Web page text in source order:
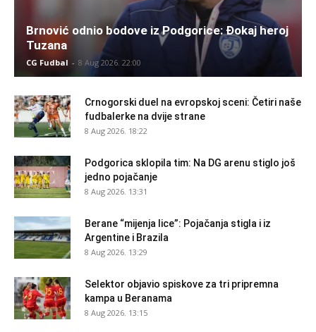
Brnović odnio bodove iz Podgorice: Đokaj heroj
Tuzana
CG Fudbal - 8 Aug 2026. 22:00
Crnogorski duel na evropskoj sceni: Četiri naše
fudbalerke na dvije strane
8 Aug 2026. 18:22
Podgorica sklopila tim: Na DG arenu stiglo još
jedno pojačanje
8 Aug 2026. 13:31
Berane “mijenja lice”: Pojačanja stigla i iz
Argentine i Brazila
8 Aug 2026. 13:29
Selektor objavio spiskove za tri pripremna
kampa u Beranama
8 Aug 2026. 13:15